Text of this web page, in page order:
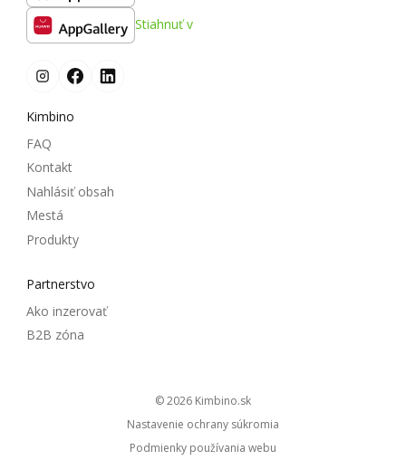
Stiahnuť v
Kimbino
FAQ
Kontakt
Nahlásiť obsah
Mestá
Produkty
Partnerstvo
Ako inzerovať
B2B zóna
© 2026
kimbino.sk
Nastavenie ochrany súkromia
Podmienky používania webu